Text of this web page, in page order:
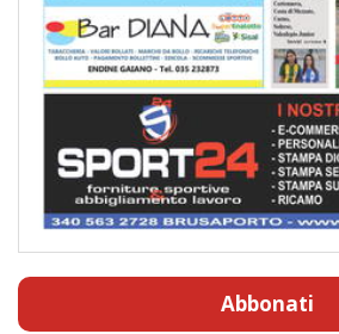
Abbonati